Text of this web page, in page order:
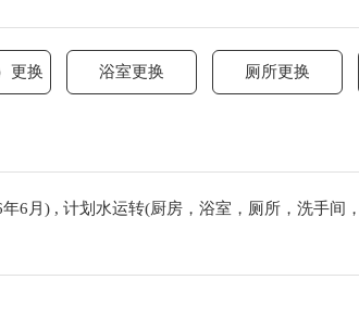
更换 浴室更换 厕所更换
6月) , 计划水运转(厨房，浴室，厕所，洗手间